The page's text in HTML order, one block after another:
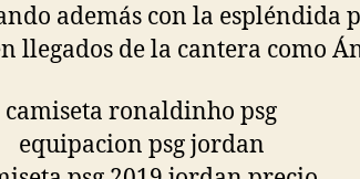
además con la espléndida
llegados de la cantera como